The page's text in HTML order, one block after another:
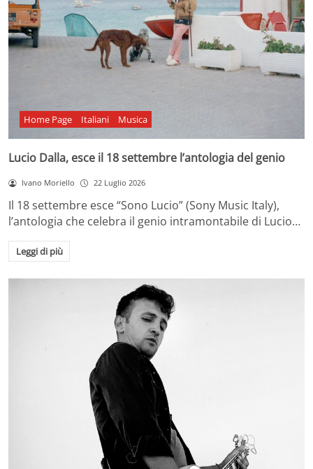
Home Page Italiani Musica
Lucio Dalla, esce il 18 settembre l’antologia del genio
Ivano Moriello 22 Luglio 2026
Il 18 settembre esce “Sono Lucio” (Sony Music Italy),
l’antologia che celebra il genio intramontabile di Lucio…
Leggi di più